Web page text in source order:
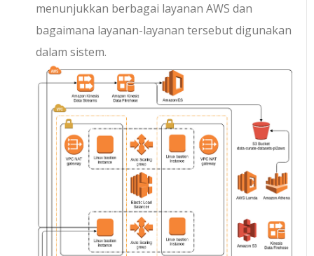
menunjukkan berbagai layanan AWS dan
bagaimana layanan-layanan tersebut digunakan
dalam sistem.